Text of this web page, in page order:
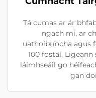
Tá cumas ar ár
ngach mí, ar
uathoibríocha agus
100 fostaí.
láimhseáil go
gan